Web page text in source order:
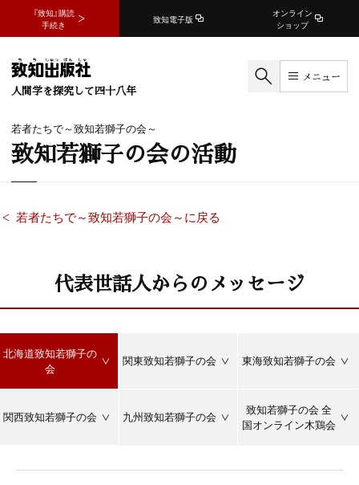
『致知』購読
手続き
致知電子版
オンライン
ショップ
人間学を探究して四十八年
メニュー
若者たちで～致知若獅子の会～
致知若獅子の会の活動
若者たちで～致知若獅子の会～に戻る
代表世話人からのメッセージ
北海道致知若獅子の
会
関東致知若獅子の会 東海致知若獅子の会
関西致知若獅子の会 九州致知若獅子の会
致知若獅子の会 全
国オンライン木鶏会